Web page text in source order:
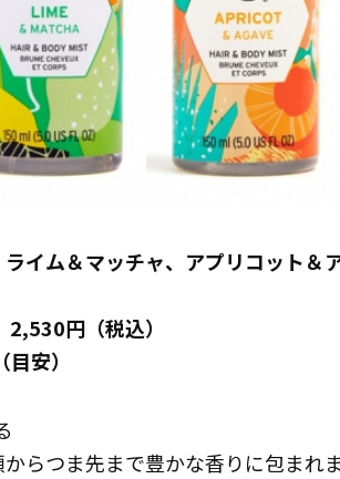
ライム＆マッチャ、アプリコット＆
円（税込）
安）
らつま先まで豊かな香りに包まれま